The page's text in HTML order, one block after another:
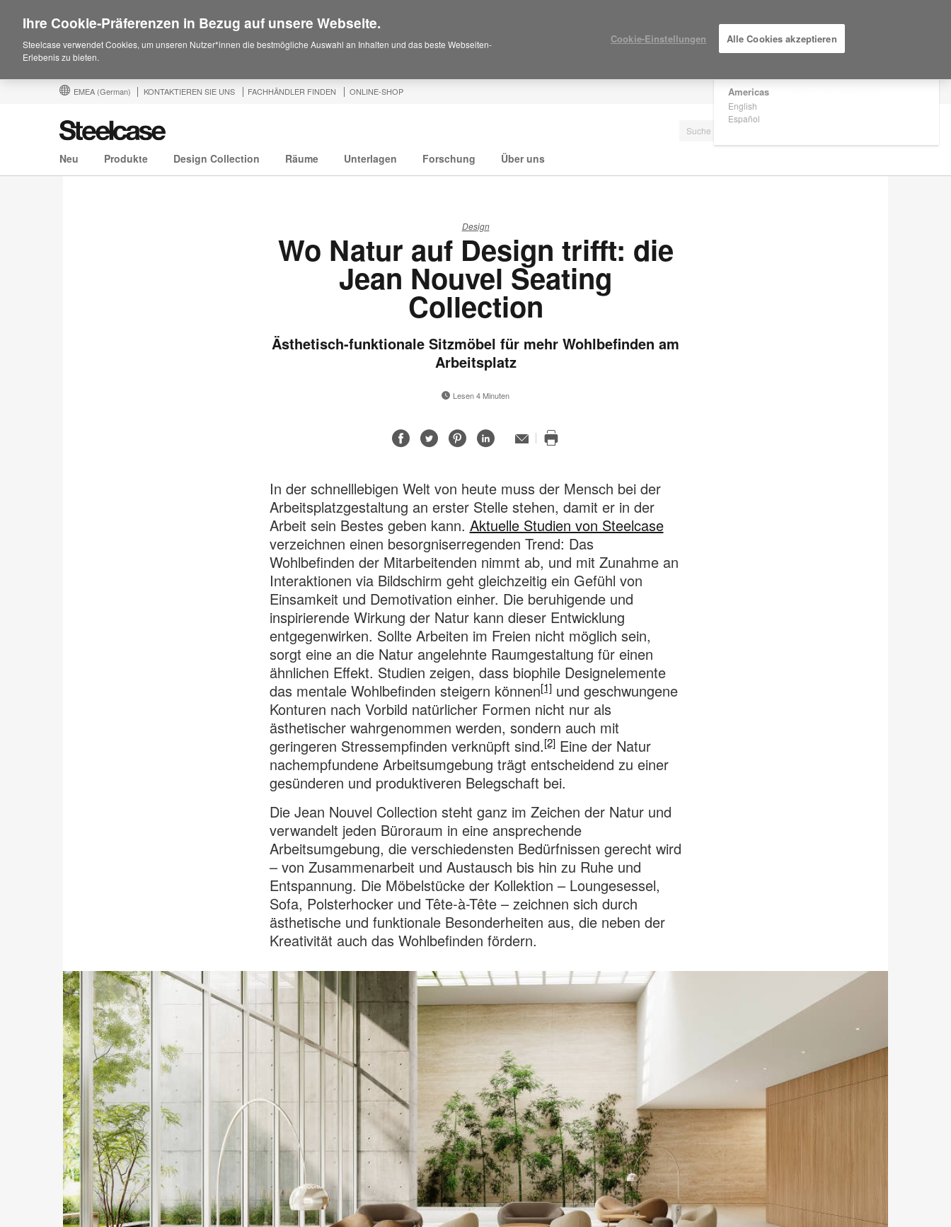
Are you in United States?
Americas
English
Español
EMEA (German) KONTAKTIEREN SIE UNS FACHHÄNDLER FINDEN ONLINE-SHOP
Neu Produkte Design Collection Räume Unterlagen Forschung Über uns
Design
Wo Natur auf Design trifft: die
Jean Nouvel Seating
Collection
Ästhetisch-funktionale Sitzmöbel für mehr Wohlbefinden am
Arbeitsplatz
Lesen 4 Minuten
AufAufAufAuf
E-
drucken
In der schnelllebigen Welt von heute muss der Mensch bei der
Arbeitsplatzgestaltung an erster Stelle stehen, damit er in der
Arbeit sein Bestes geben kann. Aktuelle Studien von Steelcase
verzeichnen einen besorgniserregenden Trend: Das
Wohlbefinden der Mitarbeitenden nimmt ab, und mit Zunahme an
Interaktionen via Bildschirm geht gleichzeitig ein Gefühl von
Einsamkeit und Demotivation einher. Die beruhigende und
inspirierende Wirkung der Natur kann dieser Entwicklung
entgegenwirken. Sollte Arbeiten im Freien nicht möglich sein,
sorgt eine an die Natur angelehnte Raumgestaltung für einen
ähnlichen Effekt. Studien zeigen, dass biophile Designelemente
das mentale Wohlbefinden steigern können[1]und geschwungene
Konturen nach Vorbild natürlicher Formen nicht nur als
ästhetischer wahrgenommen werden, sondern auch mit
geringeren Stressempfinden verknüpft sind.[2]Eine der Natur
nachempfundene Arbeitsumgebung trägt entscheidend zu einer
gesünderen und produktiveren Belegschaft bei.
Die Jean Nouvel Collection steht ganz im Zeichen der Natur und
verwandelt jeden Büroraum in eine ansprechende
Arbeitsumgebung, die verschiedensten Bedürfnissen gerecht wird
– von Zusammenarbeit und Austausch bis hin zu Ruhe und
Entspannung. Die Möbelstücke der Kollektion – Loungesessel,
Sofa, Polsterhocker und Tête-à-Tête – zeichnen sich durch
ästhetische und funktionale Besonderheiten aus, die neben der
Kreativität auch das Wohlbefinden fördern.
Ihre Cookie-Präferenzen in Bezug auf unsere Webseite.
Steelcase verwendet Cookies, um unseren Nutzer*innen die bestmögliche Auswahl an Inhalten und das beste Webseiten-
Erlebenis zu bieten.
Cookie-Einstellungen Alle Cookies akzeptieren